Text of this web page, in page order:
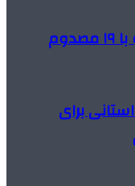
استانی برای